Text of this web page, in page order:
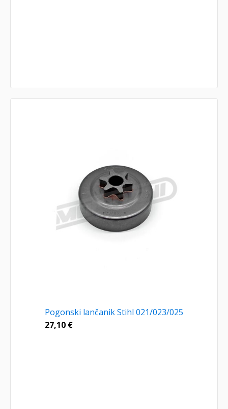
Pogonski lančanik Stihl 021/023/025
27,10 €